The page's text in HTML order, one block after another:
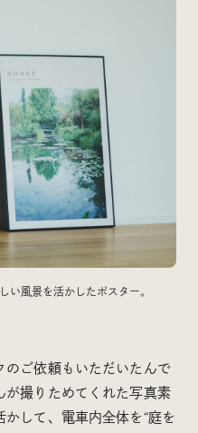
い風景を活かしたポスター。
のご依頼もいただいたんで
が撮りためてくれた写真素
して、電車内全体を“庭を